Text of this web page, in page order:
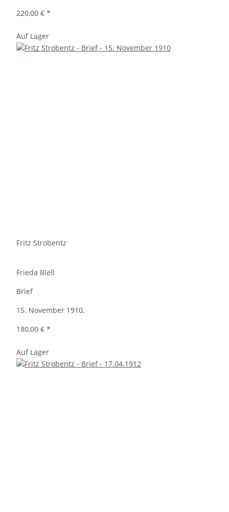
220,00 € *
Auf Lager
Fritz Strobentz
Frieda Blell
Brief
15. November 1910,
180,00 € *
Auf Lager